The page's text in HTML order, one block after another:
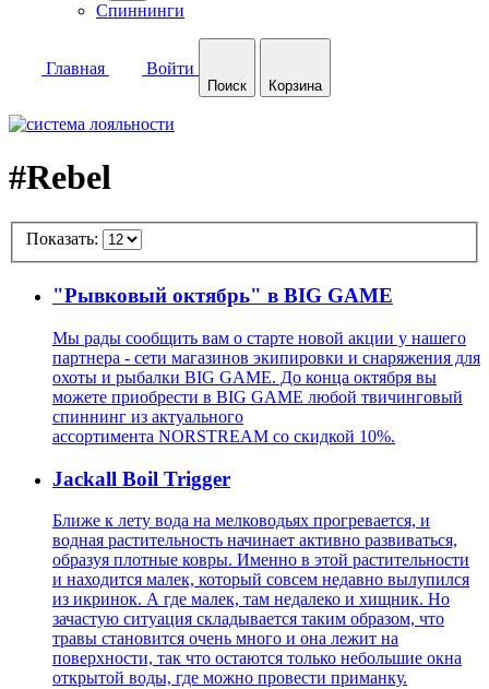
Спиннинги
Главная Войти
Поиск Корзина
#Rebel
Показать:
"Рывковый октябрь" в BIG GAME
Мы рады сообщить вам о старте новой акции у нашего
партнера - сети магазинов экипировки и снаряжения для
охоты и рыбалки BIG GAME. До конца октября вы
можете приобрести в BIG GAME любой твичинговый
спиннинг из актуального
ассортимента NORSTREAM со скидкой 10%.
Jackall Boil Trigger
Ближе к лету вода на мелководьях прогревается, и
водная растительность начинает активно развиваться,
образуя плотные ковры. Именно в этой растительности
и находится малек, который совсем недавно вылупился
из икринок. А где малек, там недалеко и хищник. Но
зачастую ситуация складывается таким образом, что
травы становится очень много и она лежит на
поверхности, так что остаются только небольшие окна
открытой воды, где можно провести приманку.